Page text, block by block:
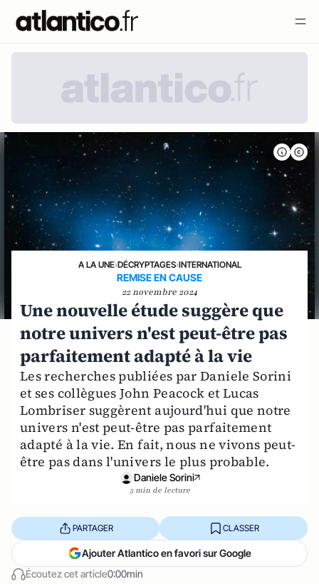
A LA UNE›DÉCRYPTAGES›INTERNATIONAL
REMISE EN CAUSE
22 novembre 2024
Une nouvelle étude suggère que
notre univers n'est peut-être pas
parfaitement adapté à la vie
Les recherches publiées par Daniele Sorini
et ses collègues John Peacock et Lucas
Lombriser suggèrent aujourd'hui que notre
univers n'est peut-être pas parfaitement
adapté à la vie. En fait, nous ne vivons peut-
être pas dans l'univers le plus probable.
Daniele Sorini
5 min de lecture
Écoutez cet article0:00min
PARTAGER CLASSER
Ajouter Atlantico en favori sur Google